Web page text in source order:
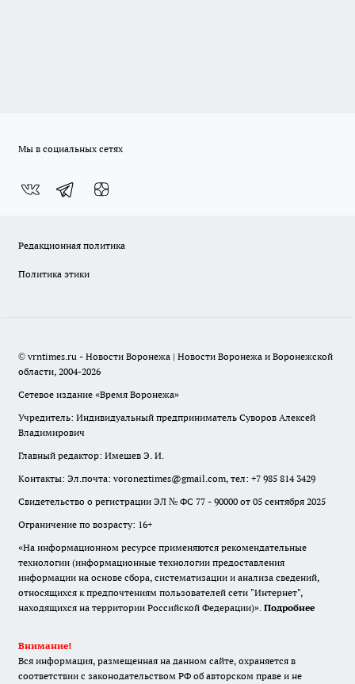
Мы в социальных сетях
Редакционная политика
Политика этики
© vrntimes.ru - Новости Воронежа | Новости Воронежа и Воронежской
области, 2004-2026
Сетевое издание «Время Воронежа»
Учредитель: Индивидуальный предприниматель Суворов Алексей
Владимирович
Главный редактор: Имешев Э. И.
Контакты: Эл.почта: voroneztimes@gmail.com, тел: +7 985 814 3429
Свидетельство о регистрации ЭЛ № ФС 77 - 90000 от 05 сентября 2025
Ограничение по возрасту: 16+
«На информационном ресурсе применяются рекомендательные
технологии (информационные технологии предоставления
информации на основе сбора, систематизации и анализа сведений,
относящихся к предпочтениям пользователей сети "Интернет",
находящихся на территории Российской Федерации)». Подробнее
Внимание!
Вся информация, размещенная на данном сайте, охраняется в
соответствии с законодательством РФ об авторском праве и не